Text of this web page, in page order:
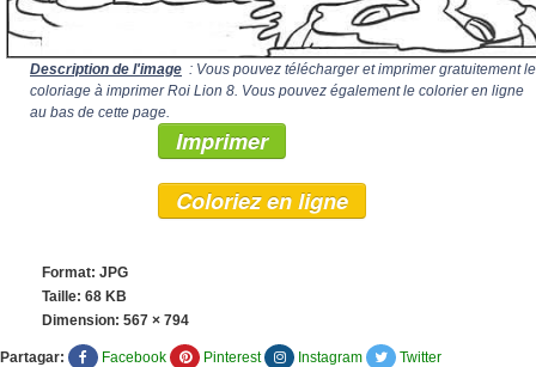
Description de l'image : Vous pouvez télécharger et imprimer gratuitement le
coloriage à imprimer Roi Lion 8. Vous pouvez également le colorier en ligne
au bas de cette page.
Imprimer
Coloriez en ligne
Format: JPG
Taille: 68 KB
Dimension: 567 × 794
Partagar: Facebook Pinterest Instagram Twitter